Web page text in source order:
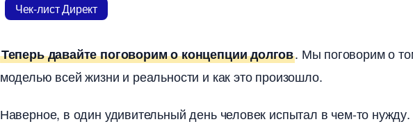
Чек-лист Директ
Теперь давайте поговорим о концепции долго. Мы поговорим о
моделью всей жизни и реальности и как это произошло.
Наверное, в один удивительный день человек испытал в чем-то